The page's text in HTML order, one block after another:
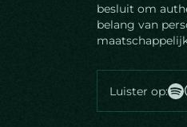
besluit om
belang van
Luister op: